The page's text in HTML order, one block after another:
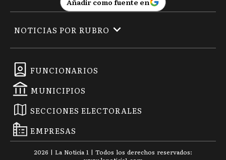
Añadir como fuente en
FUNCIONARIOS
MUNICIPIOS
SECCIONES ELECTORALES
EMPRESAS
NOTICIAS POR RUBRO
2026 | La Noticia 1 | Todos los derechos reservados: